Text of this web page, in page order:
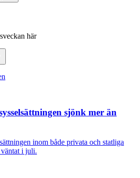
här
sjönk mer än
inom både privata och statliga
i juli.